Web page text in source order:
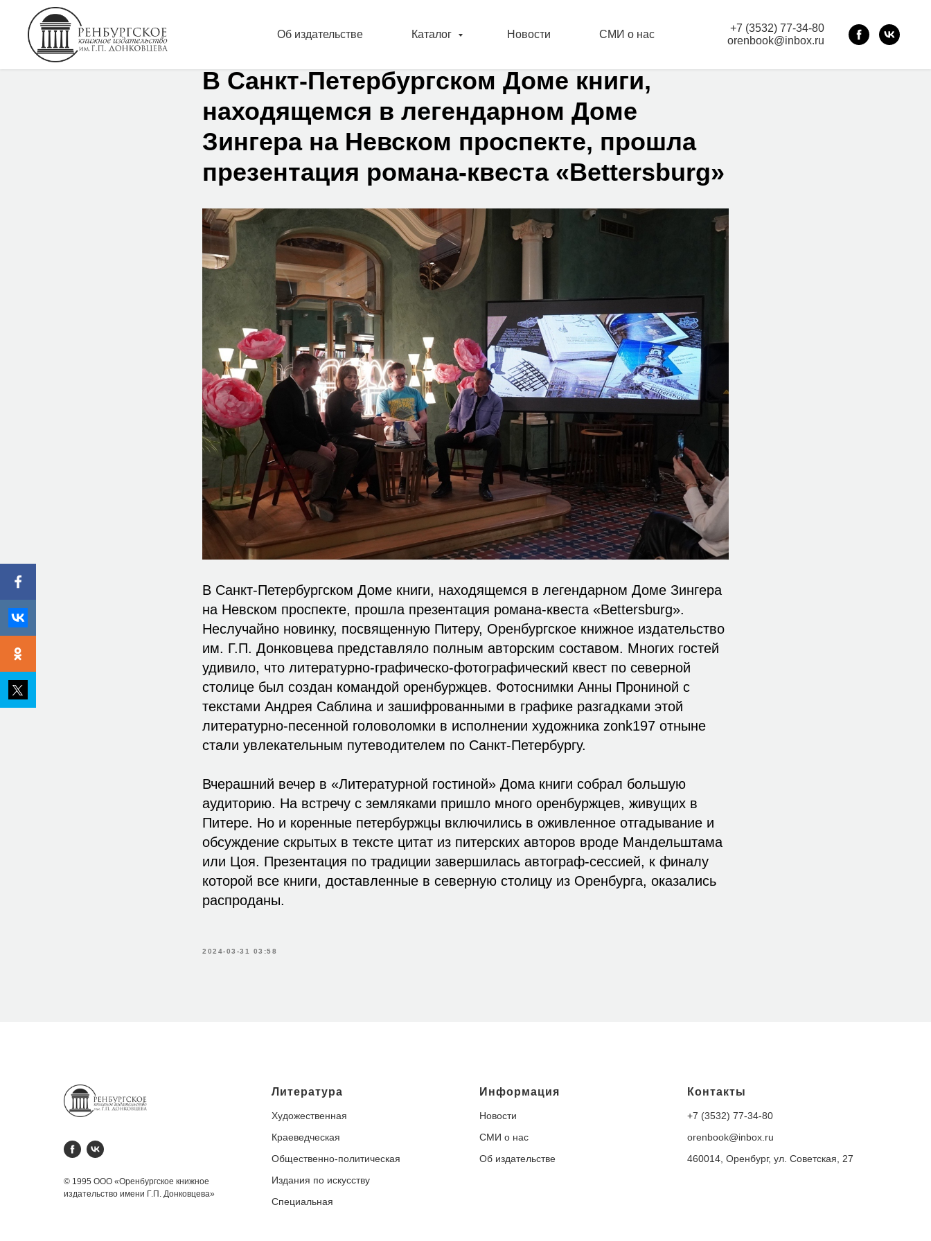
Об издательстве Каталог Новости СМИ о нас
+7 (3532) 77-34-80
orenbook@inbox.ru
В Санкт-Петербургском Доме книги,
находящемся в легендарном Доме
Зингера на Невском проспекте, прошла
презентация романа-квеста «Bettersburg»
В Санкт-Петербургском Доме книги, находящемся в легендарном Доме Зингера
на Невском проспекте, прошла презентация романа-квеста «Bettersburg».
Неслучайно новинку, посвященную Питеру, Оренбургское книжное издательство
им. Г.П. Донковцева представляло полным авторским составом. Многих гостей
удивило, что литературно-графическо-фотографический квест по северной
столице был создан командой оренбуржцев. Фотоснимки Анны Прониной с
текстами Андрея Саблина и зашифрованными в графике разгадками этой
литературно-песенной головоломки в исполнении художника zonk197 отныне
стали увлекательным путеводителем по Санкт-Петербургу.
Вчерашний вечер в «Литературной гостиной» Дома книги собрал большую
аудиторию. На встречу с земляками пришло много оренбуржцев, живущих в
Питере. Но и коренные петербуржцы включились в оживленное отгадывание и
обсуждение скрытых в тексте цитат из питерских авторов вроде Мандельштама
или Цоя. Презентация по традиции завершилась автограф-сессией, к финалу
которой все книги, доставленные в северную столицу из Оренбурга, оказались
распроданы.
2024-03-31 03:58
© 1995 ООО «Оренбургское книжное
издательство имени Г.П. Донковцева»
Литература
Художественная
Краеведческая
Общественно-политическая
Издания по искусству
Специальная
Информация
Новости
СМИ о нас
Об издательстве
Контакты
+7 (3532) 77-34-80
orenbook@inbox.ru
460014, Оренбург, ул. Советская, 27